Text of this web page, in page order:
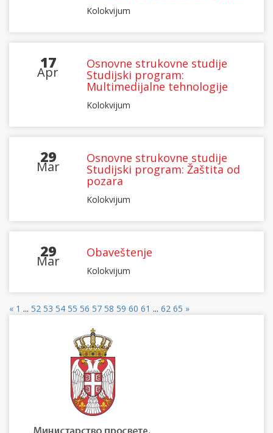
Kolokvijum
17
Apr
Osnovne strukovne studije
Studijski program:
Multimedijalne tehnologije
Kolokvijum
29
Mar
Osnovne strukovne studije
Studijski program: Žaštita od
pozara
Kolokvijum
29
Mar
Obaveštenje
Kolokvijum
« 1 ... 52 53 54 55 56 57 58 59 60 61 ... 62 65 »